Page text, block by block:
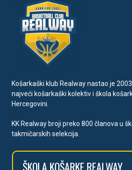
Košarkaški klub Realway nastao je
najveći košarkaški kolektiv i škola
Hercegovini.
KK Realway broji preko 800 članova u
takmičarskih selekcija.
ŠKOLA KOŠARKE REALWAY